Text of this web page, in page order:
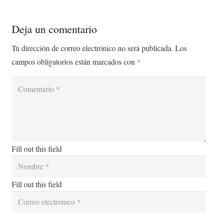
Deja un comentario
Tu dirección de correo electrónico no será publicada. Los
campos obligatorios están marcados con *
Fill out this field
Fill out this field